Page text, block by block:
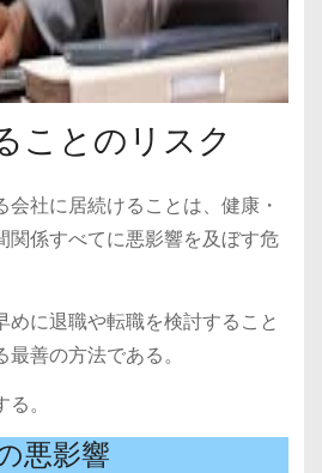
ことのリスク
社に居続けることは、健康・
関係すべてに悪影響を及ぼす危
めに退職や転職を検討すること
善の方法である。
。
悪影響